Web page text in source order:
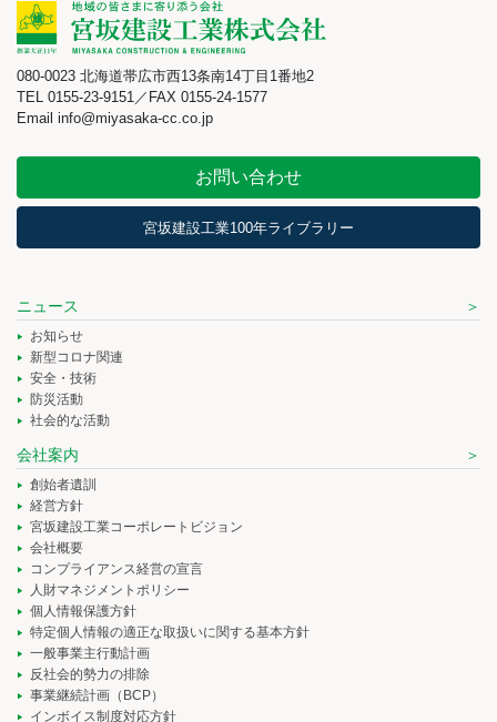
080-0023 北海道帯広市西13条南14丁目1番地2
TEL 0155-23-9151／FAX 0155-24-1577
Email info@miyasaka-cc.co.jp
お問い合わせ
宮坂建設工業100年ライブラリー
ニュース
お知らせ
新型コロナ関連
安全・技術
防災活動
社会的な活動
会社案内
創始者遺訓
経営方針
宮坂建設工業コーポレートビジョン
会社概要
コンプライアンス経営の宣言
人財マネジメントポリシー
個人情報保護方針
特定個人情報の適正な取扱いに関する基本方針
一般事業主行動計画
反社会的勢力の排除
事業継続計画（BCP）
インボイス制度対応方針